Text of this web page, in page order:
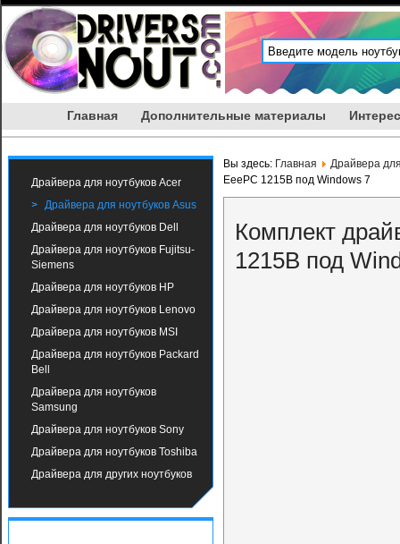
Главная Дополнительные материалы
Драйвера для ноутбуков Acer
Драйвера для ноутбуков Asus
Драйвера для ноутбуков Dell
Драйвера для ноутбуков Fujitsu-
Siemens
Драйвера для ноутбуков HP
Драйвера для ноутбуков Lenovo
Драйвера для ноутбуков MSI
Драйвера для ноутбуков Packard
Bell
Драйвера для ноутбуков
Samsung
Драйвера для ноутбуков Sony
Драйвера для ноутбуков Toshiba
Драйвера для других ноутбуков
Вы здесь: Главная
Драйвера
EeePC 1215B под Windows 7
Комплект
1215B под